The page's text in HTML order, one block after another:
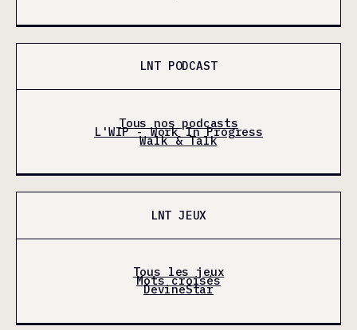
LNT PODCAST
Tous nos podcasts
L'WIP - Work In Progress
Walk & Talk
LNT JEUX
Tous les jeux
Mots croisés
DevineStar